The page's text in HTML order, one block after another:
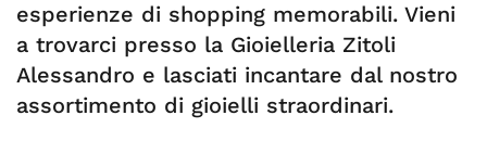
esperienze di shopping memorabili. Vieni
a trovarci presso la Gioielleria Zitoli
Alessandro e lasciati incantare dal nostro
assortimento di gioielli straordinari.